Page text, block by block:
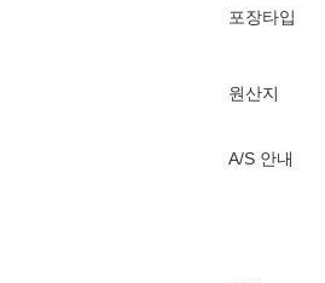
포장타입
원산지
A/S 안내